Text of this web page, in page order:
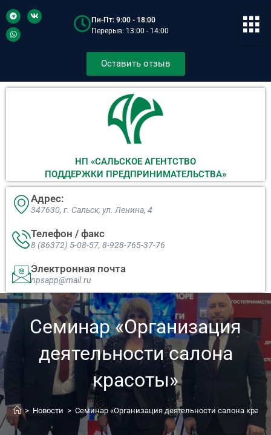
Пн-Пт: 9:00 - 18:00
Перерыв: 13:00 - 14:00
Оставить отзыв
НП «САЛЬСКОЕ АГЕНТСТВО
ПОДДЕРЖКИ ПРЕДПРИНИМАТЕЛЬСТВА»
Адрес:
347630, г. Сальск, ул. Ленина, 4​
Телефон / факс
8 (86372) 5-08-57, 8-928-765-37-76
Электронная почта
npsapp@mail.ru
Семинар «Организация
деятельности салона
красоты»
> Новости > Семинар «Организация деятельности салона